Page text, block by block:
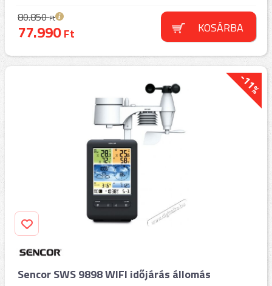
80.850Ft
77.990Ft KOSÁRBA
-11%
Sencor SWS 9898 WIFI időjárás állomás